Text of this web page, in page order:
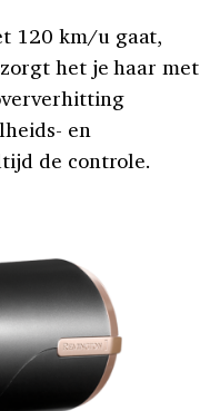
120 km/u gaat,
het je haar met
en
de controle.